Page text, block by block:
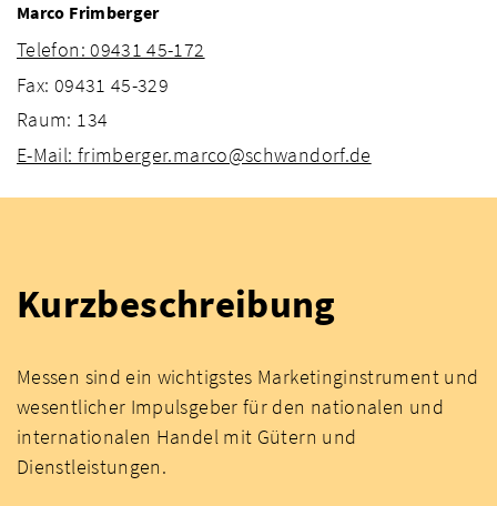
Marco Frimberger
Telefon: 09431 45-172
Fax: 09431 45-329
Raum: 134
E-Mail: frimberger.marco@schwandorf.de
Kurzbeschreibung
Messen sind ein wichtigstes Marketinginstrument und
wesentlicher Impulsgeber für den nationalen und
internationalen Handel mit Gütern und
Dienstleistungen.